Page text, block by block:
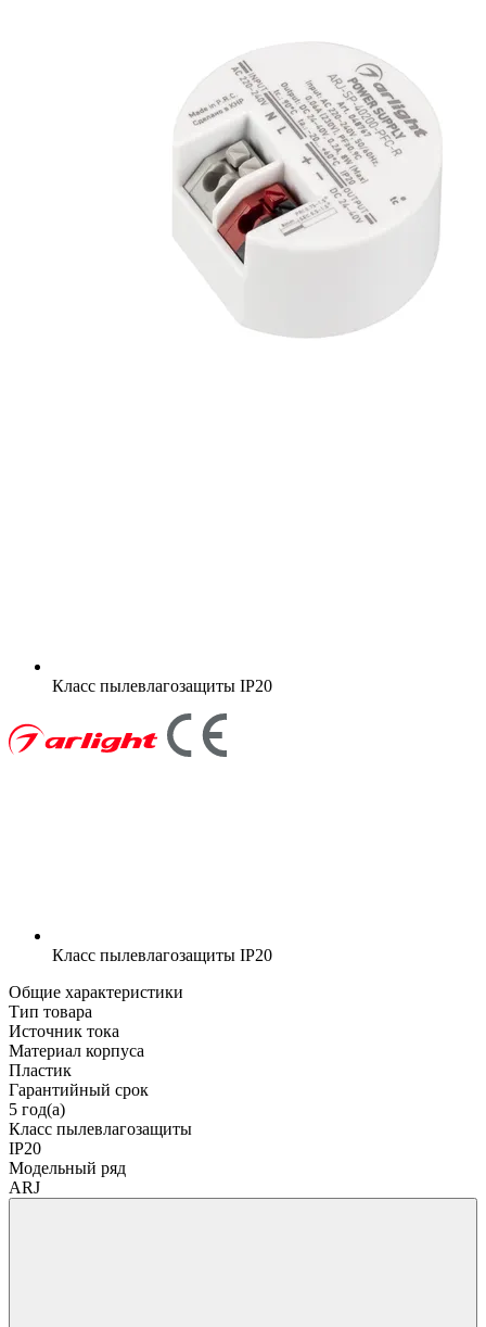
Класс пылевлагозащиты IP20
Класс пылевлагозащиты IP20
Общие характеристики
Тип товара
Источник тока
Материал корпуса
Пластик
Гарантийный срок
5 год(а)
Класс пылевлагозащиты
IP20
Модельный ряд
ARJ